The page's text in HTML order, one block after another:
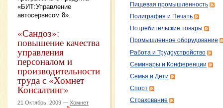
«БИТ:Управление
автосервисом 8».
«Сандоз»:
повышение качества
управления
персоналом и
производительности
труда с «Хомнет
Консалтинг»
21 Октябрь, 2009 — Хомнет
Пищевая промышленность
Полиграфия и Печать
Потребительские товары
Промышленное оборудование
Работа и Трудоустройство
Семинары и Конференции
Семья и Дети
Спорт
Страхование